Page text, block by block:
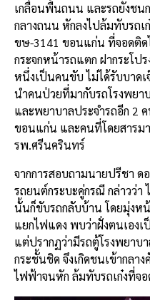
เกลื่อนพื้นถนน และรถยังชน
กลางถนน หักลงไปล้มทับรถ
ขษ-3141 ขอนแก่น ที่จอดติด
กระจกหน้ารถแตก ฝากระโป
หนึ่งเป็นคนขับ ไม่ได้รับบาด
นำคนป่วยที่มากับรถโรงพย
และพยาบาลประจำรถอีก 2
ขอนแก่น และคนที่โดยสารม
รพ.ศรีนครินทร์
จากการสอบถามนายปรีชา
รถยนต์กระบะคู่กรณี กล่าวว่า
นั้นก็ขับรถกลับบ้าน โดยมุ่งห
แยกไฟแดง พบว่าฝั่งตนเอง
แต่ปรากฏว่ามีรถตู้โรงพยาบ
กระชั้นชิด จึงเกิดชนเข้ากลา
ไฟฟ้าจนหัก ล้มทับรถเก๋งที่จ